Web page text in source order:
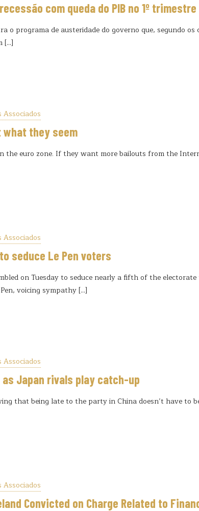
com queda do PIB no 1º trimestre
o programa de austeridade do governo que, segundo
[…]
Associados
what they seem
the euro zone. If they want more bailouts from the
Associados
seduce Le Pen voters
on Tuesday to seduce nearly a fifth of the
voicing sympathy[…]
Associados
Japan rivals play catch-up
that being late to the party in China doesn’t have to
Associados
Convicted on Charge Related to